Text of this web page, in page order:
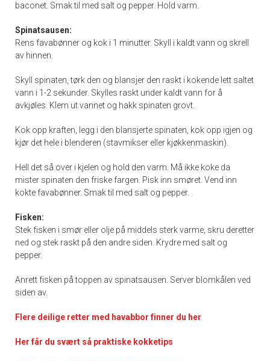
baconet. Smak til med salt og pepper. Hold varm.
Spinatsausen:
Rens favabønner og kok i 1 minutter. Skyll i kaldt vann og skrell
av hinnen.
Skyll spinaten, tørk den og blansjer den raskt i kokende lett saltet
vann i 1-2 sekunder. Skylles raskt under kaldt vann for å
avkjøles. Klem ut vannet og hakk spinaten grovt.
Kok opp kraften, legg i den blansjerte spinaten, kok opp igjen og
kjør det hele i blenderen (stavmikser eller kjøkkenmaskin).
Hell det så over i kjelen og hold den varm. Må ikke koke da
mister spinaten den friske fargen. Pisk inn smøret. Vend inn
kokte favabønner. Smak til med salt og pepper.
Fisken:
Stek fisken i smør eller olje på middels sterk varme, skru deretter
ned og stek raskt på den andre siden. Krydre med salt og
pepper.
Anrett fisken på toppen av spinatsausen. Server blomkålen ved
siden av.
Flere deilige retter med havabbor finner du her
Her får du svært så praktiske kokketips